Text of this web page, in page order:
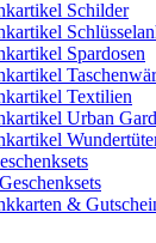
Schilder
Spardosen
Textilien
Urban
&